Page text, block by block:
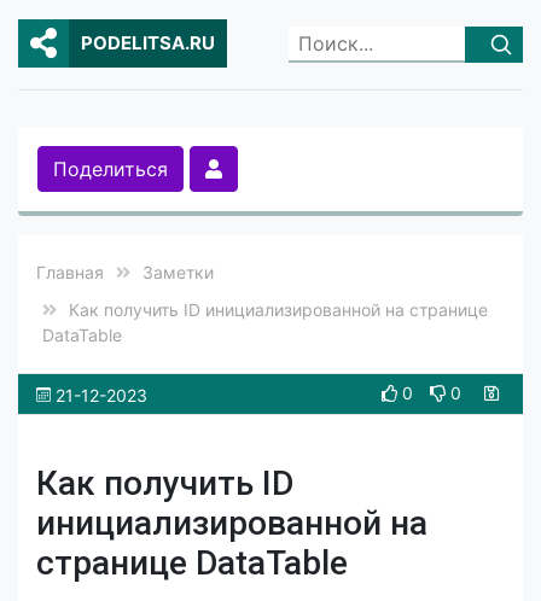
PODELITSA.RU
Поделиться
Главная
Заметки
Как получить ID инициализированной на странице
DataTable
21-12-2023 0 0
Как получить ID
инициализированной на
странице DataTable